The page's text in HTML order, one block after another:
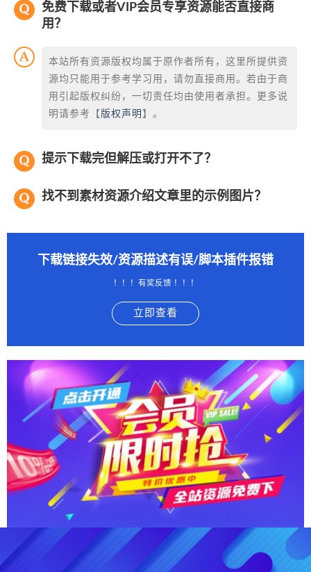
免费下载或者VIP会员专享资源能否直接商
用？
本站所有资源版权均属于原作者所有，这里所提供资
源均只能用于参考学习用，请勿直接商用。若由于商
用引起版权纠纷，一切责任均由使用者承担。更多说
明请参考【 版权声明 】。
提示下载完但解压或打开不了？
找不到素材资源介绍文章里的示例图片？
下载链接失效/资源描述有误/脚本插件报错
！！！有奖反馈 ！！！
立即查看